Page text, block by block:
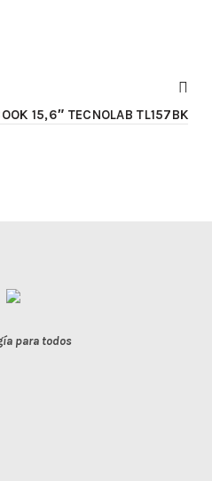
15,6″ TECNOLAB TL157BK
para todos